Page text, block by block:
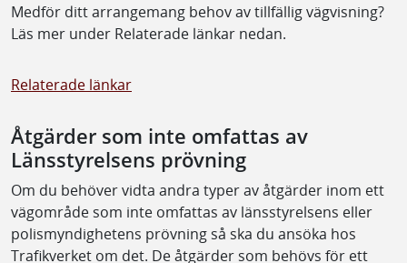
Medför ditt arrangemang behov av tillfällig vägvisning?
Läs mer under Relaterade länkar nedan.
Relaterade länkar
Åtgärder som inte omfattas av
Länsstyrelsens prövning
Om du behöver vidta andra typer av åtgärder inom ett
vägområde som inte omfattas av länsstyrelsens eller
polismyndighetens prövning så ska du ansöka hos
Trafikverket om det. De åtgärder som behövs för ett